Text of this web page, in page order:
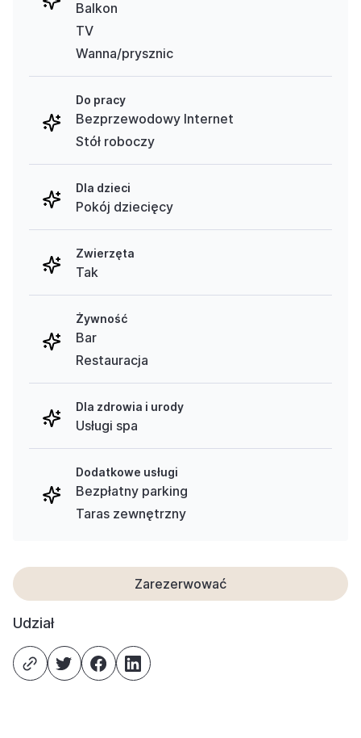
Balkon
TV
Wanna/prysznic
Do pracy
Bezprzewodowy Internet
Stół roboczy
Dla dzieci
Pokój dziecięcy
Zwierzęta
Tak
Żywność
Bar
Restauracja
Dla zdrowia i urody
Usługi spa
Dodatkowe usługi
Bezpłatny parking
Taras zewnętrzny
Zarezerwować
Udział